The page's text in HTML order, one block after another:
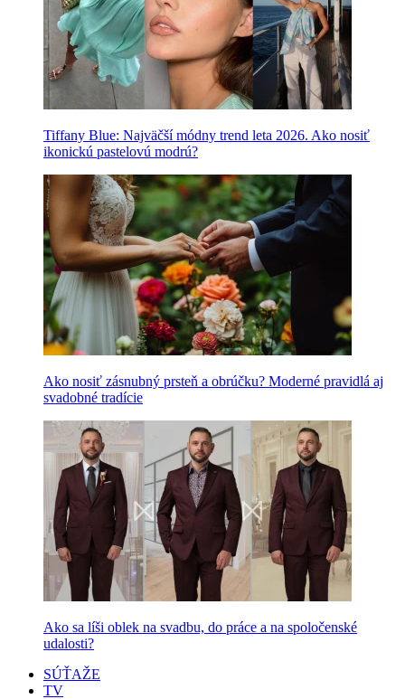
Tiffany Blue: Najväčší módny trend leta 2026. Ako nosiť
ikonickú pastelovú modrú?
Ako nosiť zásnubný prsteň a obrúčku? Moderné pravidlá aj
svadobné tradície
Ako sa líši oblek na svadbu, do práce a na spoločenské
udalosti?
SÚŤAŽE
TV